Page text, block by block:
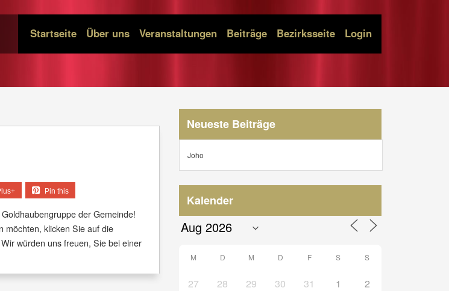
Startseite Über uns Veranstaltungen Beiträge Bezirksseite Login
Pin this
der Gemeinde!
möchten, klicken Sie auf die
würden uns freuen, Sie bei einer
Neueste Beiträge
Joho
Kalender
M D M D F S S
27 28 29 30 31 1 2